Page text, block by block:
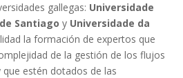
gallegas: Universidade
Santiago y Universidade da
la formación de expertos que
de la gestión de los flujos
estén dotados de las